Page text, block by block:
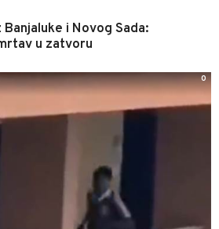
i Novog Sada:
u zatvoru
0